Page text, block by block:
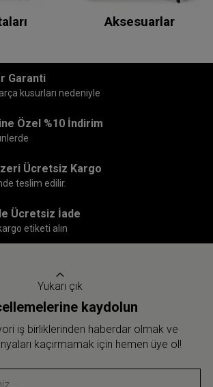
Aksesuarlar
Garanti
kusurları nedeniyle
Özel %10 İndirim
Ücretsiz Kargo
teslim edilir.
Ücretsiz İade
etiketi alın
Yukarı çık
kaydolun
iş birliklerinden haberdar olmak ve
kaçırmamak için hemen üye ol!